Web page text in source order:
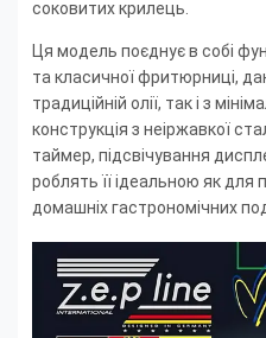
соковитих крилець.
Ця модель поєднує в собі
та класичної фритюрниці,
традиційній олії, так і з
конструкція з неіржавкої
таймер, підсвічування
роблять її ідеальною як для
домашніх гастрономічних